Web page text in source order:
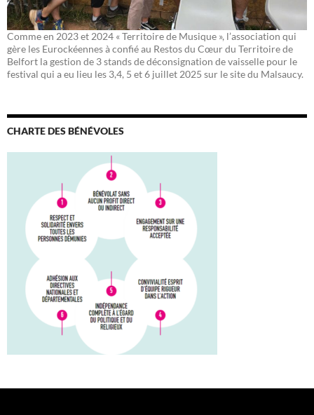
Comme en 2023 et 2024 « Territoire de Musique », l’association qui
gère les Eurockéennes à confié au Restos du Cœur du Territoire de
Belfort la gestion de 3 stands de déconsignation de vaisselle pour le
festival qui a eu lieu les 3,4, 5 et 6 juillet 2025 sur le site du Malsaucy.
CHARTE DES BÉNÉVOLES